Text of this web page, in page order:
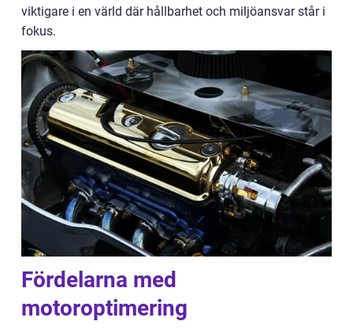
viktigare i en värld där hållbarhet och miljöansvar står i
fokus.
Fördelarna med
motoroptimering